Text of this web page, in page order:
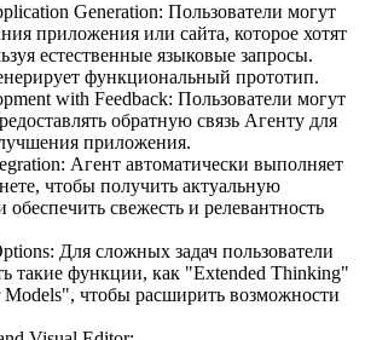
Generation: Пользователи могут
приложения или сайта, которое хотят
естественные языковые запросы.
функциональный прототип.
with Feedback: Пользователи могут
обратную связь Агенту для
приложения.
Агент автоматически выполняет
чтобы получить актуальную
свежесть и релевантность
Для сложных задач пользователи
такие функции, как "Extended Thinking"
чтобы расширить возможности